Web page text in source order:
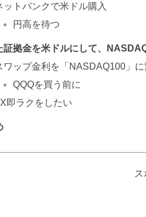
ットバンクで米ドル購入
円高を待つ
証拠金を米ドルにして、
ワップ金利を「NASDAQ100」に
QQQを買う前に
即ラクをしたい